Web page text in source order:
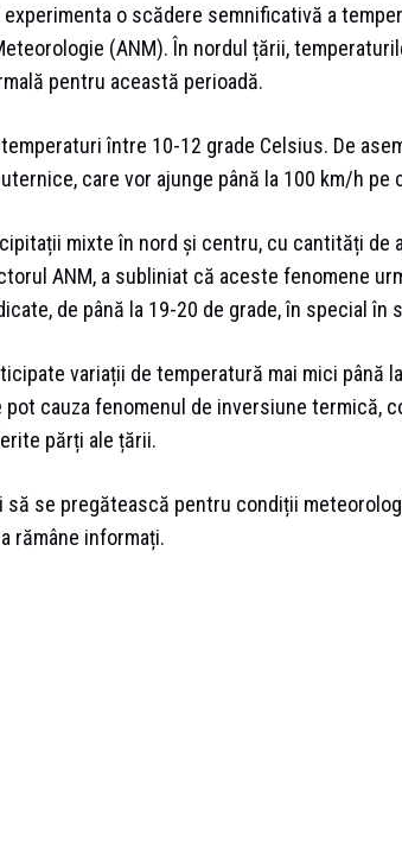
experimenta o scădere semnificativă a
(ANM). În nordul țării,
pentru această perioadă.
între 10-12 grade Celsius. De
care vor ajunge până la 100 km/h pe
mixte în nord și centru, cu cantități de
ANM, a subliniat că aceste fenomene
de până la 19-20 de grade, în special în
variații de temperatură mai mici până
cauza fenomenul de inversiune termică,
părți ale țării.
se pregătească pentru condiții
rămâne informați.